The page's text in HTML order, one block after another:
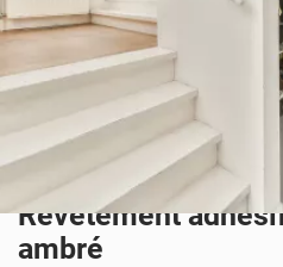
Revêtement
ambré